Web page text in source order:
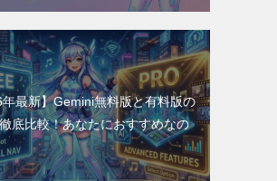
最新】Gemini無料版と有料版の
底比較！あなたにおすすめなの